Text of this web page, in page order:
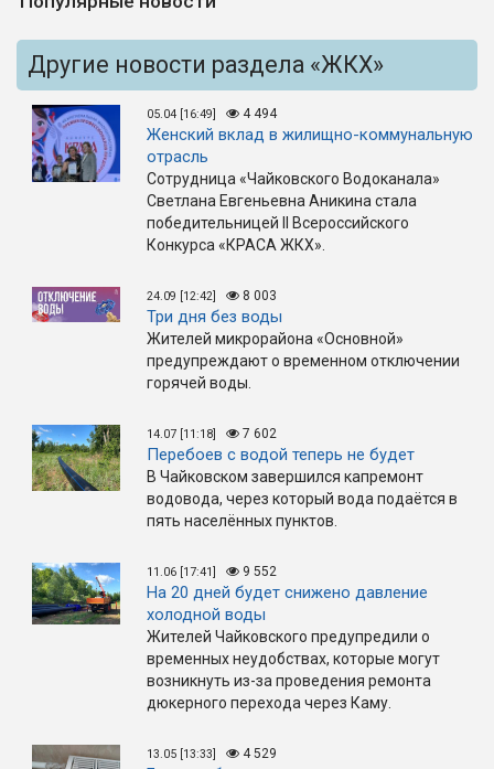
Другие новости раздела «ЖКХ»
05.04 [16:49] 4 494
Женский вклад в жилищно-коммунальную
отрасль
Сотрудница «Чайковского Водоканала»
Светлана Евгеньевна Аникина стала
победительницей II Всероссийского
Конкурса «КРАСА ЖКХ».
24.09 [12:42] 8 003
Три дня без воды
Жителей микрорайона «Основной»
предупреждают о временном отключении
горячей воды.
14.07 [11:18] 7 602
Перебоев с водой теперь не будет
В Чайковском завершился капремонт
водовода, через который вода подаётся в
пять населённых пунктов.
11.06 [17:41] 9 552
На 20 дней будет снижено давление
холодной воды
Жителей Чайковского предупредили о
временных неудобствах, которые могут
возникнуть из-за проведения ремонта
дюкерного перехода через Каму.
13.05 [13:33] 4 529